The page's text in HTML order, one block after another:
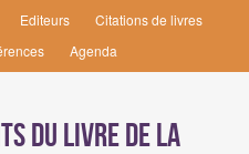
Editeurs
Citations de livres
Agenda
du livre de la